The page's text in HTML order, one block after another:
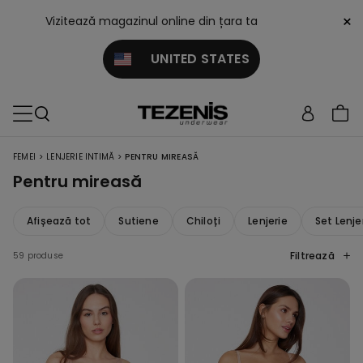
Vizitează magazinul online din țara ta
UNITED STATES
×
FEMEI > LENJERIE INTIMĂ > PENTRU MIREASĂ
Pentru mireasă
Afișează tot Sutiene Chiloți Lenjerie Set
59 produse Filtrează